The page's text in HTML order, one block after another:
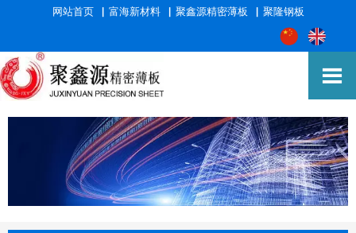
网站首页▕ 富海新材料▕ 聚鑫源精密薄板 ▕ 聚隆钢板
